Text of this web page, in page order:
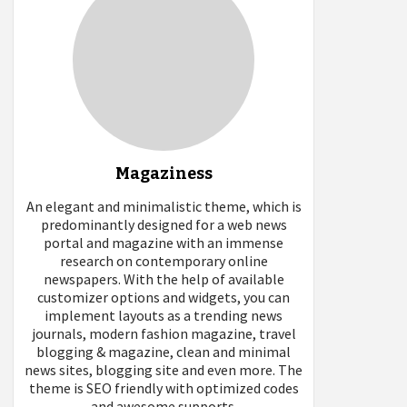
Magaziness
An elegant and minimalistic theme, which is
predominantly designed for a web news
portal and magazine with an immense
research on contemporary online
newspapers. With the help of available
customizer options and widgets, you can
implement layouts as a trending news
journals, modern fashion magazine, travel
blogging & magazine, clean and minimal
news sites, blogging site and even more. The
theme is SEO friendly with optimized codes